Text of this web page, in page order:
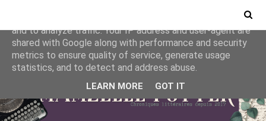
This site uses cookies from Google to deliver its services
and to analyze traffic. Your IP address and user-agent are
shared with Google along with performance and security
metrics to ensure quality of service, generate usage
statistics, and to detect and address abuse.
LEARN MORE GOT IT